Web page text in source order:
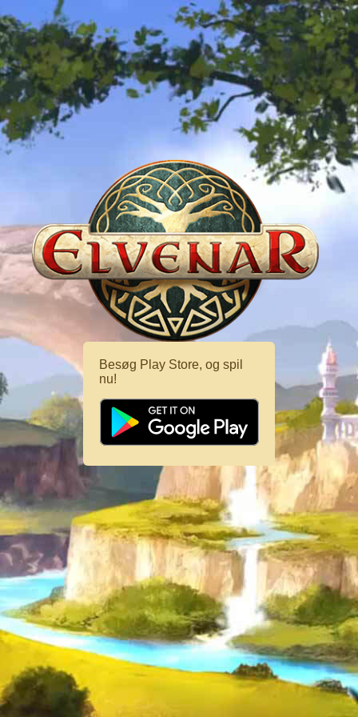
Besøg Play Store, og spil
nu!